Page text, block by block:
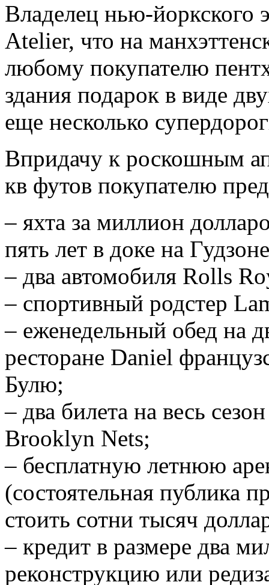
Владелец нью-йоркского
Atelier, что на
любому покупателю
здания подарок в виде
еще несколько
Впридачу к роскошным
кв футов покупателю
– яхта за миллион
пять лет в доке на
– два автомобиля Rolls
– спортивный родстер
– еженедельный обед на
ресторане Daniel
Булю;
– два билета на весь
Brooklyn Nets;
– бесплатную летнюю
(состоятельная публика
стоить сотни тысяч
– кредит в размере два
реконструкцию или